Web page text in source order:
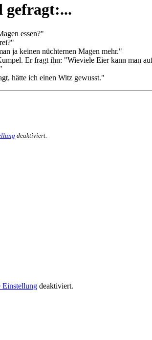
essen?"
ja keinen nüchternen Magen mehr."
Er fragt ihn: "Wieviele Eier kann man
hätte ich einen Witz gewusst."
deaktiviert.
Einstellung deaktiviert.